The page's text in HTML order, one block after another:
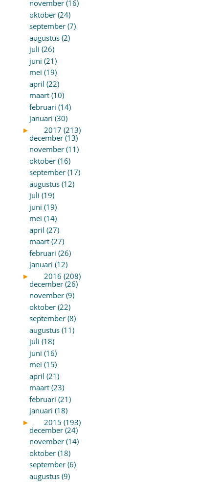
november (16)
oktober (24)
september (7)
augustus (2)
juli (26)
juni (21)
mei (19)
april (22)
maart (10)
februari (14)
januari (30)
►
2017 (213)
december (13)
november (11)
oktober (16)
september (17)
augustus (12)
juli (19)
juni (19)
mei (14)
april (27)
maart (27)
februari (26)
januari (12)
►
2016 (208)
december (26)
november (9)
oktober (22)
september (8)
augustus (11)
juli (18)
juni (16)
mei (15)
april (21)
maart (23)
februari (21)
januari (18)
►
2015 (193)
december (24)
november (14)
oktober (18)
september (6)
augustus (9)